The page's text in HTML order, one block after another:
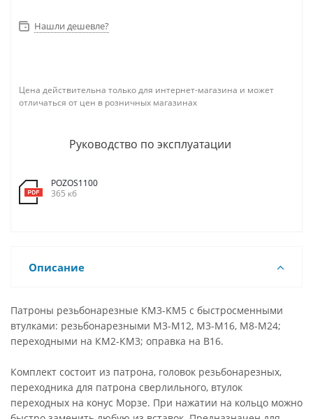
Нашли дешевле?
Цена действительна только для интернет-магазина и может
отличаться от цен в розничных магазинах
Руководство по эксплуатации
POZOS1100
365 кб
Описание
Патроны резьбонарезные KM3-KM5 с быстросменными
втулками: резьбонарезными М3-М12, М3-М16, М8-М24;
переходными на КМ2-КМ3; оправка на B16.
Комплект состоит из патрона, головок резьбонарезных,
переходника для патрона сверлильного, втулок
переходных на конус Морзе. При нажатии на кольцо можно